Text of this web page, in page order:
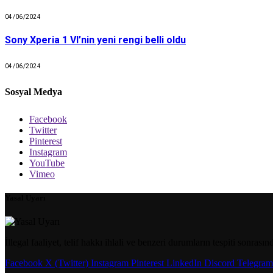
04/06/2024
Sony Xperia 1 VI’nin yeni rengi belli oldu
04/06/2024
Sosyal Medya
Facebook
Twitter
Pinterest
Instagram
YouTube
Vimeo
Facebook X (Twitter) Instagram Pinterest LinkedIn Discord Telegram